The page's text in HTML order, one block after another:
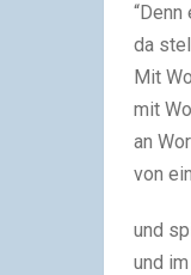
da
Mit
mit
an
von
und
und